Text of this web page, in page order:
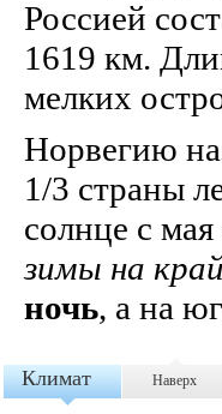
Россией
1619 км.
мелких
Норвегию
1/3 страны
солнце с
зимы на
ночь, а на
Климат Наверх